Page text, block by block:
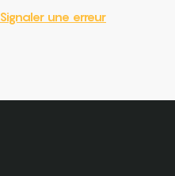
Signaler une erreur